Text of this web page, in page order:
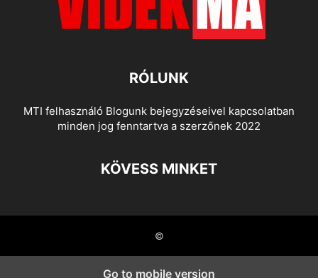
RÓLUNK
MTI felhasználó Blogunk bejegyzéseivel kapcsolatban
minden jog fenntartva a szerzőnek 2022
KÖVESS MINKET
©
Go to mobile version